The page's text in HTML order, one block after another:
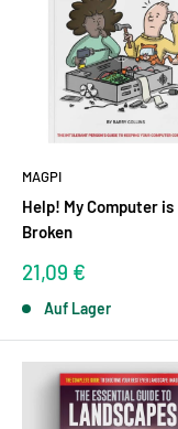
MAGPI
Help! My Computer is
Broken
Sonderpreis
21,09 €
Auf Lager